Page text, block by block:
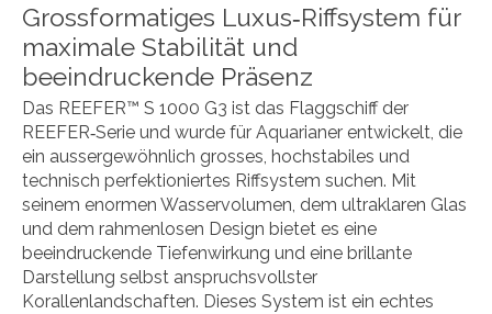
Grossformatiges Luxus‑Riffsystem für
maximale Stabilität und
beeindruckende Präsenz
Das REEFER™ S 1000 G3 ist das Flaggschiff der
REEFER‑Serie und wurde für Aquarianer entwickelt, die
ein aussergewöhnlich grosses, hochstabiles und
technisch perfektioniertes Riffsystem suchen. Mit
seinem enormen Wasservolumen, dem ultraklaren Glas
und dem rahmenlosen Design bietet es eine
beeindruckende Tiefenwirkung und eine brillante
Darstellung selbst anspruchsvollster
Korallenlandschaften. Dieses System ist ein echtes